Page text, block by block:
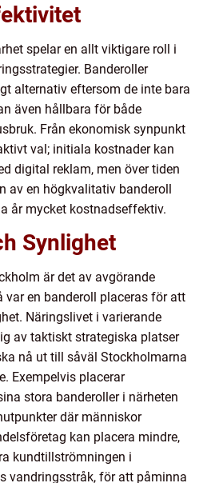
spelar en allt viktigare roll i
Banderoller
alternativ eftersom de inte bara
även hållbara för både
Från ekonomisk synpunkt
val; initiala kostnader kan
digital reklam, men över tiden
av en högkvalitativ banderoll
år mycket kostnadseffektiv.
Synlighet
är det av avgörande
var en banderoll placeras för att
Näringslivet i varierande
av taktiskt strategiska platser
nå ut till såväl Stockholmarna
Exempelvis placerar
stora banderoller i närheten
där människor
kan placera mindre,
kundtillströmningen i
vandringsstråk, för att påminna